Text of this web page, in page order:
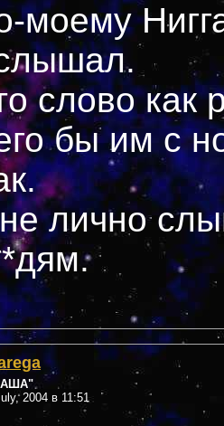
моему
слово как
бы им с
лично
2004 в 11:51